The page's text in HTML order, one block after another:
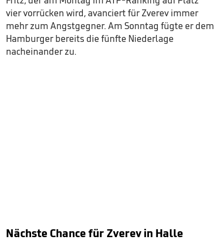
vier vorrücken wird, avanciert für Zverev immer
mehr zum Angstgegner. Am Sonntag fügte er dem
Hamburger bereits die fünfte Niederlage
nacheinander zu.
Nächste Chance für Zverev in Halle